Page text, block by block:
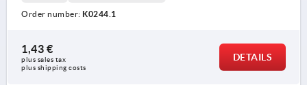
Order number: K0244.1
1,43 €
plus sales tax
plus shipping costs
DETAILS